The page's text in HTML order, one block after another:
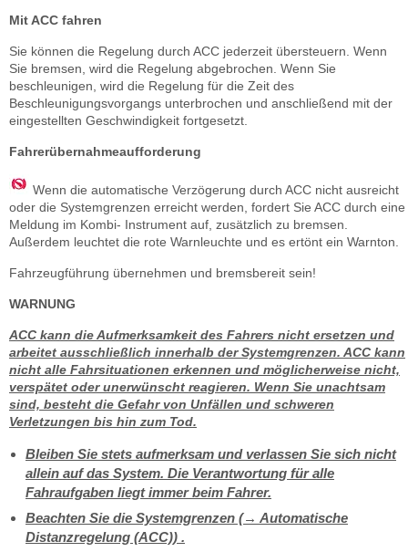
Mit ACC fahren
Sie können die Regelung durch ACC jederzeit übersteuern. Wenn
Sie bremsen, wird die Regelung abgebrochen. Wenn Sie
beschleunigen, wird die Regelung für die Zeit des
Beschleunigungsvorgangs unterbrochen und anschließend mit der
eingestellten Geschwindigkeit fortgesetzt.
Fahrerübernahmeaufforderung
Wenn die automatische Verzögerung durch ACC nicht ausreicht
oder die Systemgrenzen erreicht werden, fordert Sie ACC durch eine
Meldung im Kombi- Instrument auf, zusätzlich zu bremsen.
Außerdem leuchtet die rote Warnleuchte und es ertönt ein Warnton.
Fahrzeugführung übernehmen und bremsbereit sein!
WARNUNG
ACC kann die Aufmerksamkeit des Fahrers nicht ersetzen und
arbeitet ausschließlich innerhalb der Systemgrenzen. ACC kann
nicht alle Fahrsituationen erkennen und möglicherweise nicht,
verspätet oder unerwünscht reagieren. Wenn Sie unachtsam
sind, besteht die Gefahr von Unfällen und schweren
Verletzungen bis hin zum Tod.
Bleiben Sie stets aufmerksam und verlassen Sie sich nicht
allein auf das System. Die Verantwortung für alle
Fahraufgaben liegt immer beim Fahrer.
Beachten Sie die Systemgrenzen (→ Automatische
Distanzregelung (ACC)) .